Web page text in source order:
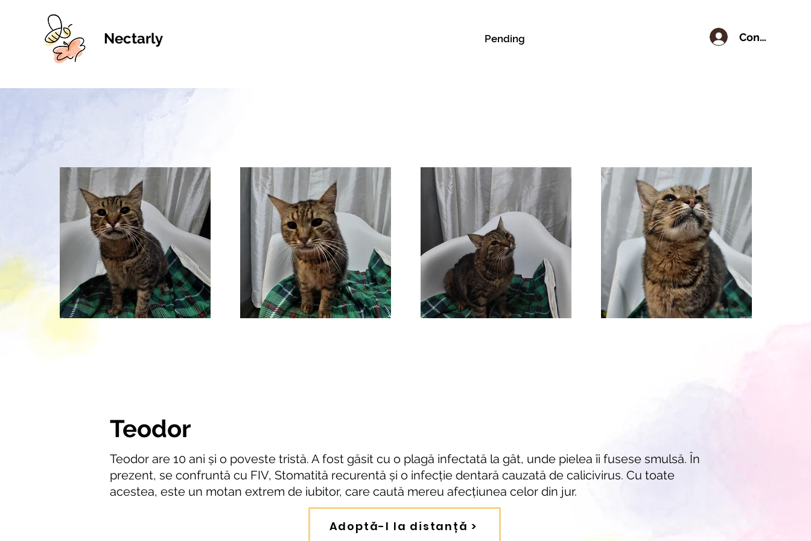
Nectarly Pending Conectează-
Teodor
Teodor are 10 ani și o poveste tristă. A fost găsit cu o plagă infectată la gât, unde pielea îi fusese smulsă. În
prezent, se confruntă cu FIV, Stomatită recurentă și o infecție dentară cauzată de calicivirus. Cu toate
acestea, este un motan extrem de iubitor, care caută mereu afecțiunea celor din jur.
Adoptă-l la distanță >